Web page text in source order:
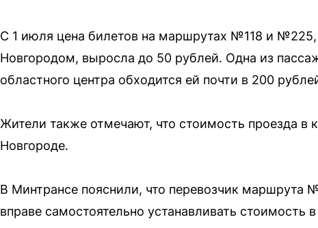
С 1 июля цена билетов на маршрутах №118 и
Новгородом, выросла до 50 рублей. Одна из
областного центра обходится ей почти в 200
Жители также отмечают, что стоимость проезда
Новгороде.
В Минтрансе пояснили, что перевозчик маршрута
вправе самостоятельно устанавливать